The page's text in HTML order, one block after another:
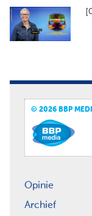
© 2026 BBP
Opinie
Archief